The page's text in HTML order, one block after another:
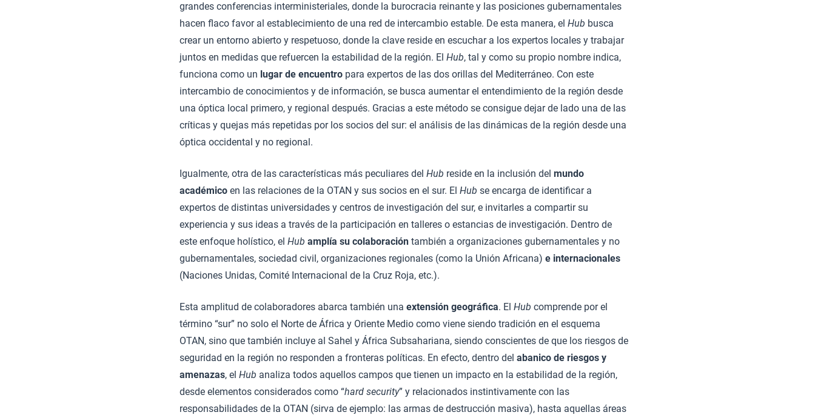
grandes conferencias interministeriales, donde la burocracia reinante y las posiciones gubernamentales
hacen flaco favor al establecimiento de una red de intercambio estable. De esta manera, el Hub busca
crear un entorno abierto y respetuoso, donde la clave reside en escuchar a los expertos locales y trabajar
juntos en medidas que refuercen la estabilidad de la región. El Hub, tal y como su propio nombre indica,
funciona como un lugar de encuentro para expertos de las dos orillas del Mediterráneo. Con este
intercambio de conocimientos y de información, se busca aumentar el entendimiento de la región desde
una óptica local primero, y regional después. Gracias a este método se consigue dejar de lado una de las
críticas y quejas más repetidas por los socios del sur: el análisis de las dinámicas de la región desde una
óptica occidental y no regional.
Igualmente, otra de las características más peculiares del Hub reside en la inclusión del mundo
académico en las relaciones de la OTAN y sus socios en el sur. El Hub se encarga de identificar a
expertos de distintas universidades y centros de investigación del sur, e invitarles a compartir su
experiencia y sus ideas a través de la participación en talleres o estancias de investigación. Dentro de
este enfoque holístico, el Hub amplía su colaboración también a organizaciones gubernamentales y no
gubernamentales, sociedad civil, organizaciones regionales (como la Unión Africana) e internacionales
(Naciones Unidas, Comité Internacional de la Cruz Roja, etc.).
Esta amplitud de colaboradores abarca también una extensión geográfica. El Hub comprende por el
término “sur” no solo el Norte de África y Oriente Medio como viene siendo tradición en el esquema
OTAN, sino que también incluye al Sahel y África Subsahariana, siendo conscientes de que los riesgos de
seguridad en la región no responden a fronteras políticas. En efecto, dentro del abanico de riesgos y
amenazas, el Hub analiza todos aquellos campos que tienen un impacto en la estabilidad de la región,
desde elementos considerados como “hard security” y relacionados instintivamente con las
responsabilidades de la OTAN (sirva de ejemplo: las armas de destrucción masiva), hasta aquellas áreas